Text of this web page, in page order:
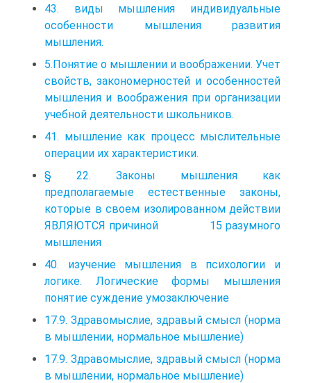
43. виды мышления индивидуальные
особенности мышления развития
мышления.
5.Понятие о мышлении и воображении. Учет
свойств, закономерностей и особенностей
мышления и воображения при организации
учебной деятельности школьников.
41. мышление как процесс мыслительные
операции их характеристики.
§ 22. Законы мышления как
предполагаемые естественные законы,
которые в своем изолированном действии
ЯВЛЯЮТСЯ причиной 15 разумного
мышления
40. изучение мышления в психологии и
логике. Логические формы мышления
понятие суждение умозаключение
17.9. Здравомыслие, здравый смысл (норма
в мышлении, нормальное мышление)
17.9. Здравомыслие, здравый смысл (норма
в мышлении, нормальное мышление)